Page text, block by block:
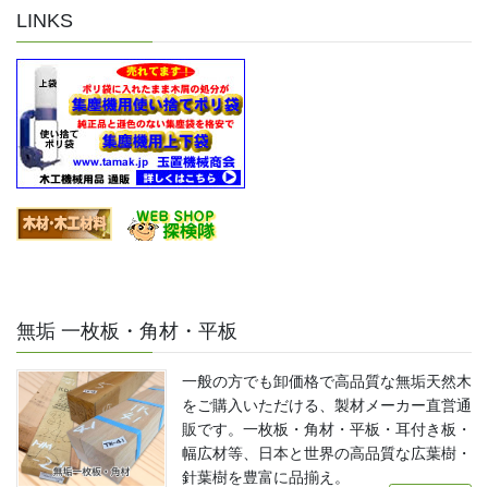
LINKS
無垢 一枚板・角材・平板
一般の方でも卸価格で高品質な無垢天然木
をご購入いただける、製材メーカー直営通
販です。一枚板・角材・平板・耳付き板・
幅広材等、日本と世界の高品質な広葉樹・
針葉樹を豊富に品揃え。